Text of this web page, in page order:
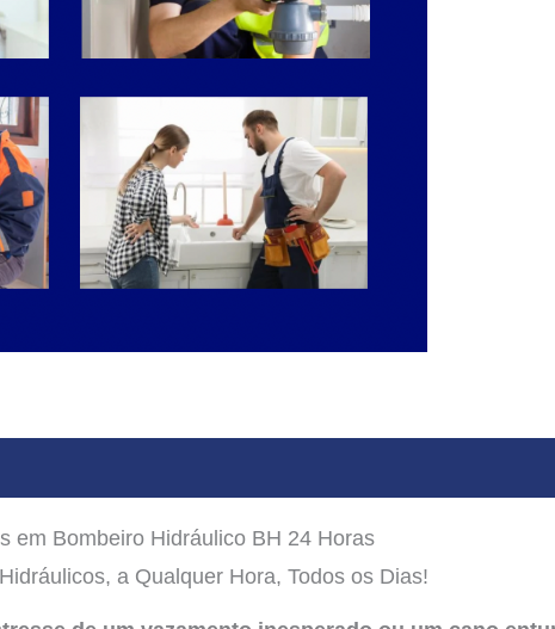
em Bombeiro Hidráulico BH 24 Horas
a Qualquer Hora, Todos os Dias!